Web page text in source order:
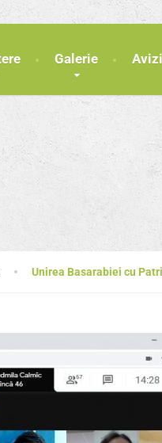
Galerie
Unirea Basarabiei cu